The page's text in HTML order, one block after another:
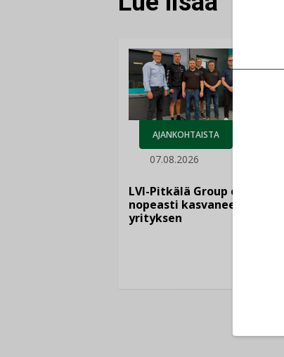
AJANKOHTAISTA
07.08.2026
LVI-Pitkälä Group osti
nopeasti kasvaneen
yrityksen